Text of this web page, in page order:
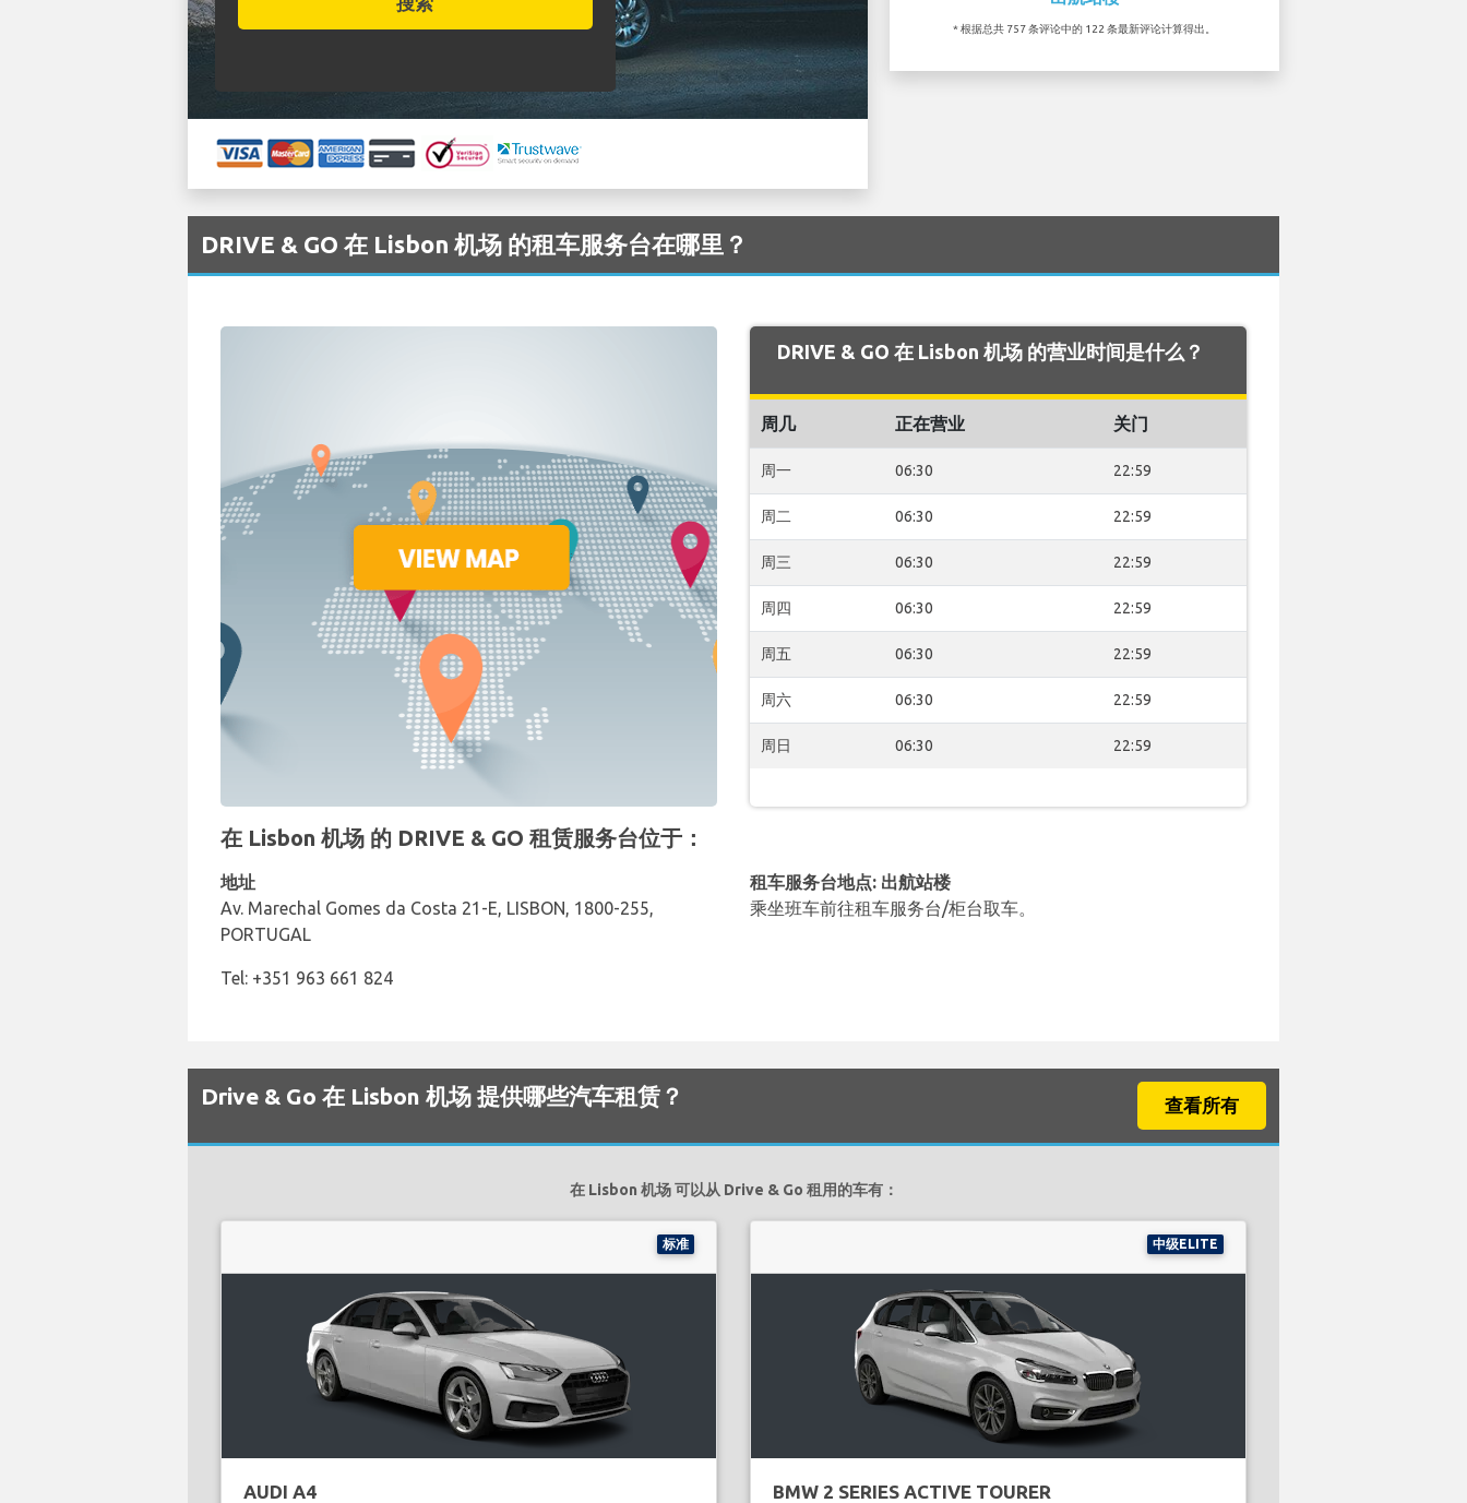
* 根据总共 757 条评论中的 122 条最新评论计算得出。
DRIVE & GO 在 Lisbon 机场 的租车服务台在哪里？
DRIVE & GO 在 Lisbon 机场 的营业时间是什么？
周几 正在营业 关门
周一 06:30 22:59
周二 06:30 22:59
周三 06:30 22:59
周四 06:30 22:59
周五 06:30 22:59
周六 06:30 22:59
周日 06:30 22:59
在 Lisbon 机场 的 DRIVE & GO 租赁服务台位于：
地址
Av. Marechal Gomes da Costa 21-E, LISBON, 1800-255,
PORTUGAL
Tel: +351 963 661 824
租车服务台地点: 出航站楼
乘坐班车前往租车服务台/柜台取车。
Drive & Go 在 Lisbon 机场 提供哪些汽车租赁？ 查看所有
在 Lisbon 机场 可以从 Drive & Go 租用的车有：
标准
AUDI A4
中级ELITE
BMW 2 SERIES ACTIVE TOURER